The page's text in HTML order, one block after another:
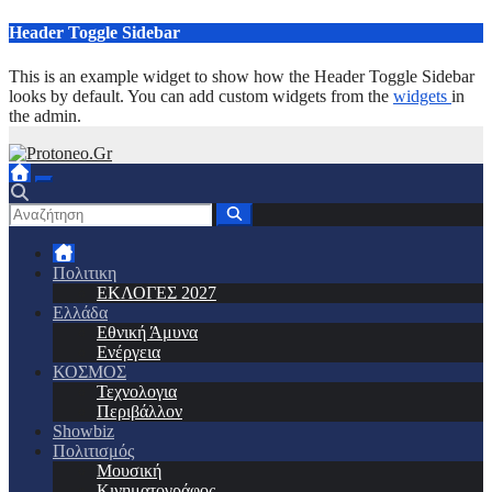
Μετάβαση
περιεχόμενο
Header Toggle Sidebar
This is an example widget to show how the Header Toggle Sidebar
looks by default. You can add custom widgets from the widgets in
the admin.
Πολιτικη
ΕΚΛΟΓΕΣ 2027
Ελλάδα
Εθνική Άμυνα
Ενέργεια
ΚΟΣΜΟΣ
Τεχνολογια
Περιβάλλον
Showbiz
Πολιτισμός
Μουσική